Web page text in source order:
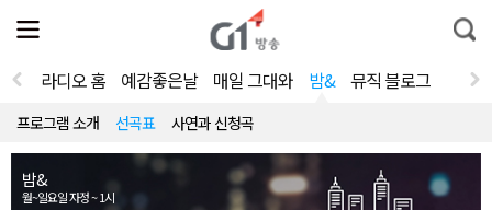
전
체
뉴
열
통
합
라디오 홈 예감좋은날 매일 그대와 밤& 뮤직 블로그
프로그램 소개 선곡표 사연과 신청곡
밤&
월~일요일 자정 ~ 1시